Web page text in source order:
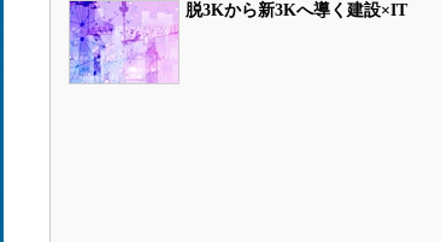
脱3Kから新3Kへ導く建設×IT